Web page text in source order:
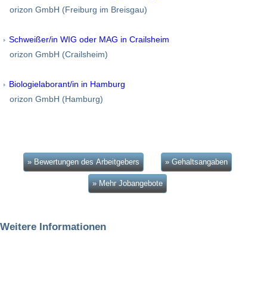
orizon GmbH (Freiburg im Breisgau)
Schweißer/in WIG oder MAG in Crailsheim
orizon GmbH (Crailsheim)
Biologielaborant/in in Hamburg
orizon GmbH (Hamburg)
» Bewertungen des Arbeitgebers » Gehaltsangaben
» Mehr Jobangebote
Weitere Informationen